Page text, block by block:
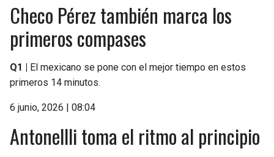
Checo Pérez también marca los
primeros compases
Q1 |
El mexicano se pone con el mejor tiempo en estos
primeros 14 minutos.
6 junio, 2026 | 08:04
Antonellli toma el ritmo al principio